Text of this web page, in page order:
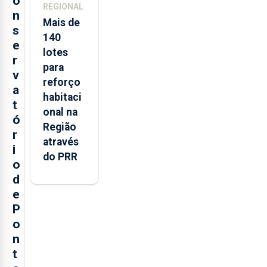
n
s
e
r
v
a
t
ó
r
i
o
d
e
P
o
n
t
REGIONAL
Mais de
140
lotes
para
reforço
habitaci
onal na
Região
através
do PRR